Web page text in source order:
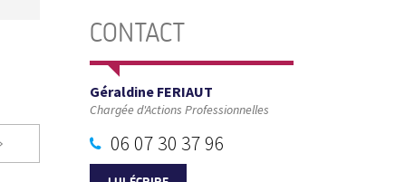
CONTACT
Géraldine FERIAUT
Chargée d'Actions Professionnelles
06 07 30 37 96